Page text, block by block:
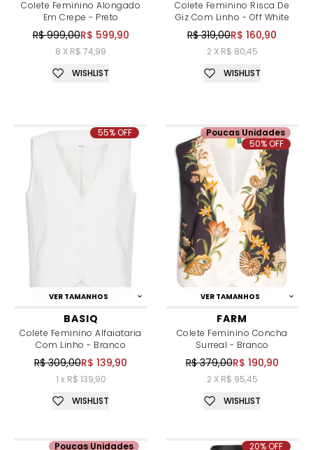
Colete Feminino Alongado
Em Crepe - Preto
R$ 999,00R$ 599,90
8 X R$ 74,99
WISHLIST
Colete Feminino Risca De
Giz Com Linho - Off White
R$ 319,00R$ 160,90
2 X R$ 80,45
WISHLIST
VER TAMANHOS
BASIQ
Colete Feminino Alfaiataria
Com Linho - Branco
R$ 309,00R$ 139,90
1 x R$ 139,90
55% OFF
WISHLIST
VER TAMANHOS
FARM
Colete Feminino Concha
Surreal - Branco
R$ 379,00R$ 190,90
2 X R$ 95,45
Poucas Unidades
50% OFF
WISHLIST
Poucas Unidades 20% OFF